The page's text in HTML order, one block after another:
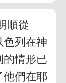
順從
色列在神
的情形已
他們在耶